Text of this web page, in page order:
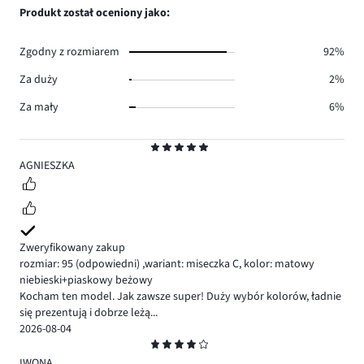
5
AGNIESZKA
Zweryfikowany zakup
rozmiar: 95 (odpowiedni) ,wariant: miseczka C, kolor: matowy
niebieski+piaskowy beżowy
Kocham ten model. Jak zawsze super! Duży wybór kolorów, ładnie
się prezentują i dobrze leżą...
2026-08-04
Produkt został oceniony jako:
Zgodny z rozmiarem
92%
Za duży
2%
Za mały
6%